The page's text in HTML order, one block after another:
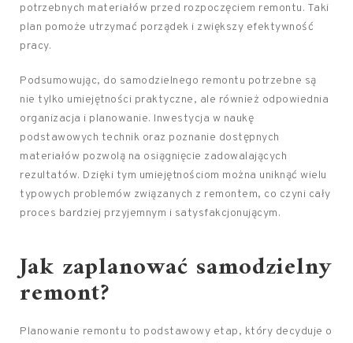
potrzebnych materiałów przed rozpoczęciem remontu. Taki
plan pomoże utrzymać porządek i zwiększy efektywność
pracy.
Podsumowując, do samodzielnego remontu potrzebne są
nie tylko umiejętności praktyczne, ale również odpowiednia
organizacja i planowanie. Inwestycja w naukę
podstawowych technik oraz poznanie dostępnych
materiałów pozwolą na osiągnięcie zadowalających
rezultatów. Dzięki tym umiejętnościom można uniknąć wielu
typowych problemów związanych z remontem, co czyni cały
proces bardziej przyjemnym i satysfakcjonującym.
Jak zaplanować samodzielny
remont?
Planowanie remontu to podstawowy etap, który decyduje o